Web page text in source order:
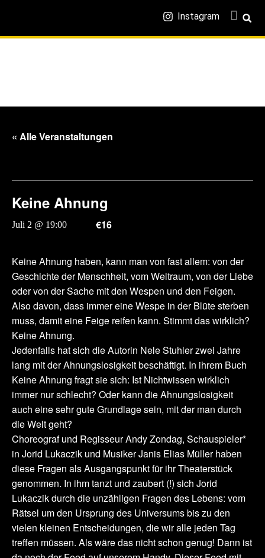
Instagram
« Alle Veranstaltungen
Keine Ahnung
Juli 2 @ 19:00 €16
Keine Ahnung haben, kann man von fast allem: von der
Geschichte der Menschheit, vom Weltraum, von der Liebe
oder von der Sache mit den Wespen und den Feigen.
Also davon, dass immer eine Wespe in der Blüte sterben
muss, damit eine Feige reifen kann. Stimmt das wirklich?
Keine Ahnung.
Jedenfalls hat sich die Autorin Nele Stuhler zwei Jahre
lang mit der Ahnungslosigkeit beschäftigt. In ihrem Buch
Keine Ahnung fragt sie sich: Ist Nichtwissen wirklich
immer nur schlecht? Oder kann die Ahnungslosigkeit
auch eine sehr gute Grundlage sein, mit der man durch
die Welt geht?
Choreograf und Regisseur Andy Zondag, Schauspieler*
in Jorid Lukaczik und Musiker Janis Elias Müller haben
diese Fragen als Ausgangspunkt für ihr Theaterstück
genommen. In ihm tanzt und zaubert (!) sich Jorid
Lukaczik durch die unzähligen Fragen des Lebens: vom
Rätsel um den Ursprung des Universums bis zu den
vielen kleinen Entscheidungen, die wir alle jeden Tag
treffen müssen. Als wäre das nicht schon genug! Dann ist